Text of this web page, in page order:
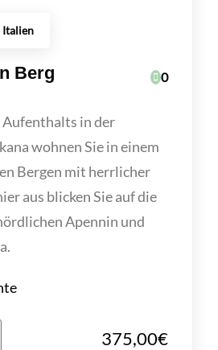
Italien
Berg 0
in der
wohnen Sie in einem
Bergen mit herrlicher
aus blicken Sie auf die
Apennin und
375,00€